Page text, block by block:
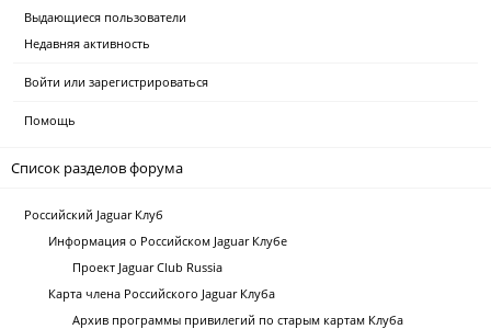
Выдающиеся пользователи
Недавняя активность
Войти или зарегистрироваться
Помощь
Список разделов форума
Российский Jaguar Клуб
Информация о Российском Jaguar Клубе
Проект Jaguar Club Russia
Карта члена Российского Jaguar Клуба
Архив программы привилегий по старым картам Клуба